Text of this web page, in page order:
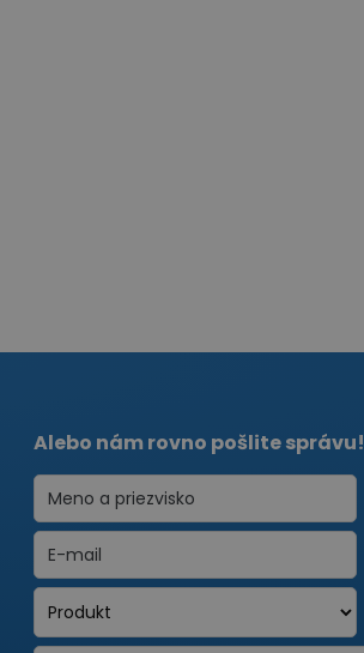
Alebo nám rovno pošlite správu!